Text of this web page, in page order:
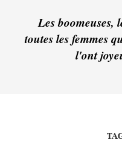
Les boomeuses,
toutes les femmes
l'ont